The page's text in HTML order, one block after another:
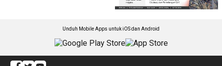
Unduh Mobile Apps untuk iOS dan Android